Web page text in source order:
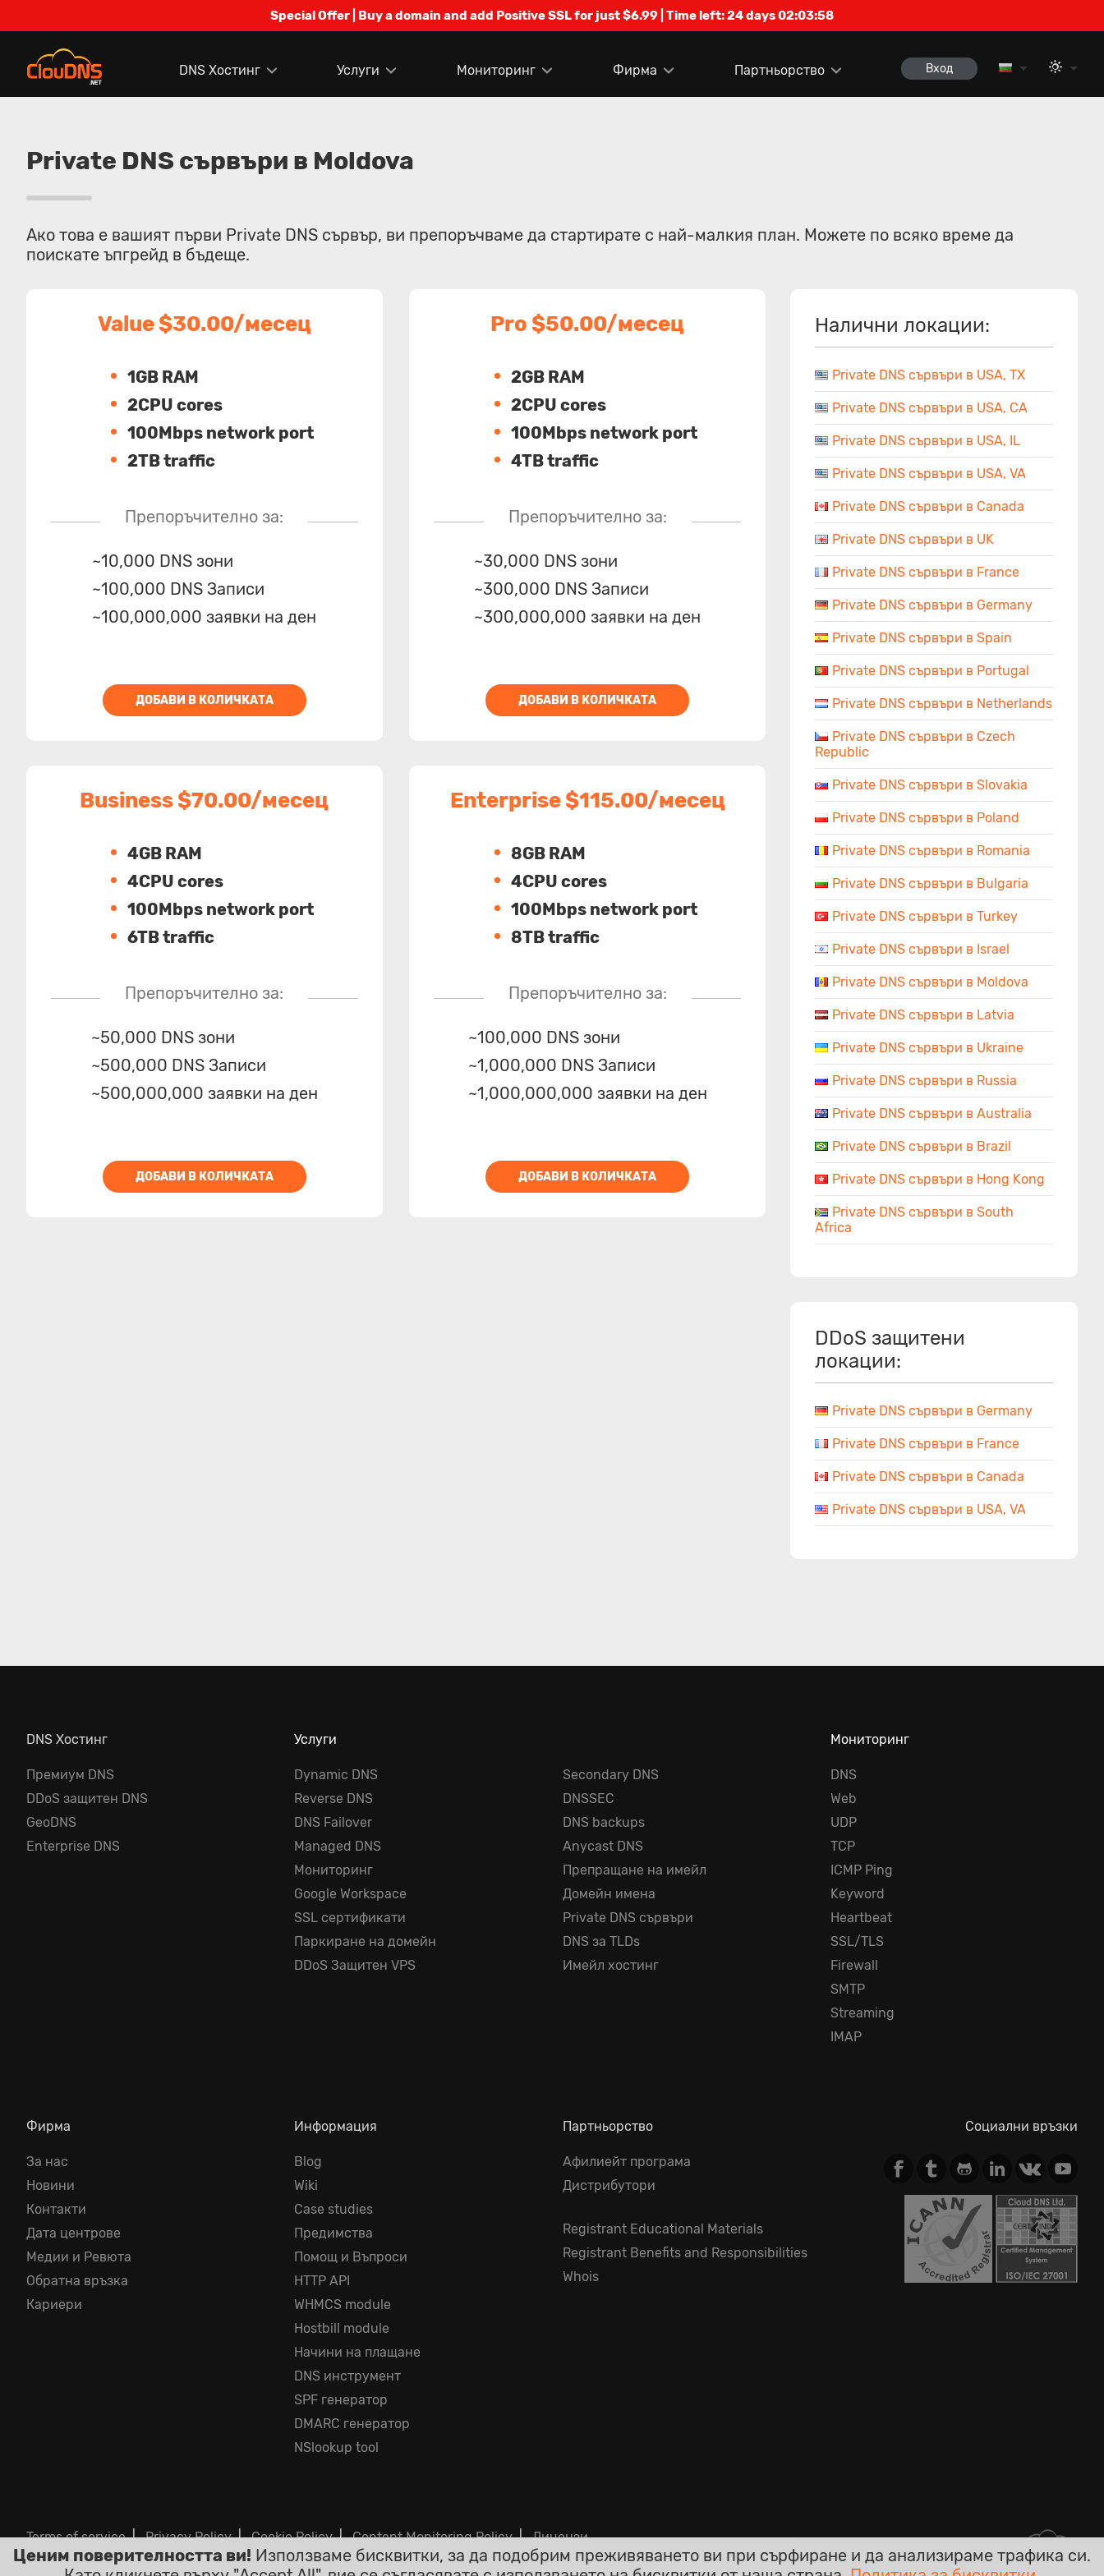
Special Offer | Buy a domain and add Positive SSL for just $6.99 | Time left:24 days 02:03:58
DNS Хостинг Услуги Мониторинг Фирма Партньорство Вход
Private DNS сървъри в Moldova
Ако това е вашият първи Private DNS сървър, ви препоръчваме да стартирате с най-малкия план. Можете по всяко време да
поискате ъпгрейд в бъдеще.
Value $30.00/месец
1GB RAM
2CPU cores
100Mbps network port
2TB traffic
Препоръчително за:
~10,000 DNS зони
~100,000 DNS Записи
~100,000,000 заявки на ден
ДОБАВИ В КОЛИЧКАТА
Pro $50.00/месец
2GB RAM
2CPU cores
100Mbps network port
4TB traffic
Препоръчително за:
~30,000 DNS зони
~300,000 DNS Записи
~300,000,000 заявки на ден
ДОБАВИ В КОЛИЧКАТА
Business $70.00/месец
4GB RAM
4CPU cores
100Mbps network port
6TB traffic
Препоръчително за:
~50,000 DNS зони
~500,000 DNS Записи
~500,000,000 заявки на ден
ДОБАВИ В КОЛИЧКАТА
Enterprise $115.00/месец
8GB RAM
4CPU cores
100Mbps network port
8TB traffic
Препоръчително за:
~100,000 DNS зони
~1,000,000 DNS Записи
~1,000,000,000 заявки на ден
ДОБАВИ В КОЛИЧКАТА
Налични локации:
Private DNS сървъри в USA, TX
Private DNS сървъри в USA, CA
Private DNS сървъри в USA, IL
Private DNS сървъри в USA, VA
Private DNS сървъри в Canada
Private DNS сървъри в UK
Private DNS сървъри в France
Private DNS сървъри в Germany
Private DNS сървъри в Spain
Private DNS сървъри в Portugal
Private DNS сървъри в Netherlands
Private DNS сървъри в Czech
Republic
Private DNS сървъри в Slovakia
Private DNS сървъри в Poland
Private DNS сървъри в Romania
Private DNS сървъри в Bulgaria
Private DNS сървъри в Turkey
Private DNS сървъри в Israel
Private DNS сървъри в Moldova
Private DNS сървъри в Latvia
Private DNS сървъри в Ukraine
Private DNS сървъри в Russia
Private DNS сървъри в Australia
Private DNS сървъри в Brazil
Private DNS сървъри в Hong Kong
Private DNS сървъри в South
Africa
DDoS защитени
локации:
Private DNS сървъри в Germany
Private DNS сървъри в France
Private DNS сървъри в Canada
Private DNS сървъри в USA, VA
DNS Хостинг
Премиум DNS
DDoS защитен DNS
GeoDNS
Enterprise DNS
Услуги
Dynamic DNS
Reverse DNS
DNS Failover
Managed DNS
Мониторинг
Google Workspace
SSL сертификати
Паркиране на домейн
DDoS Защитен VPS
Secondary DNS
DNSSEC
DNS backups
Anycast DNS
Препращане на имейл
Домейн имена
Private DNS сървъри
DNS за TLDs
Имейл хостинг
Мониторинг
DNS
Web
UDP
TCP
ICMP Ping
Keyword
Heartbeat
SSL/TLS
Firewall
SMTP
Streaming
IMAP
Фирма
За нас
Новини
Контакти
Дата центрове
Медии и Ревюта
Обратна връзка
Кариери
Информация
Blog
Wiki
Case studies
Предимства
Помощ и Въпроси
HTTP API
WHMCS module
Hostbill module
Начини на плащане
DNS инструмент
SPF генератор
DMARC генератор
NSlookup tool
Партньорство
Афилиейт програма
Дистрибутори
Registrant Educational Materials
Registrant Benefits and Responsibilities
Whois
Социални връзки
Terms of service|Privacy Policy|Cookie Policy|Content Monitoring Policy|Лицензи
©2026 ClouDNS
Ценим поверителността ви! Използваме бисквитки, за да подобрим преживяването ви при сърфиране и да анализираме трафика си.